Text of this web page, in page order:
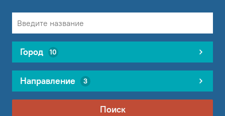
Город 10
Направление 3
Поиск